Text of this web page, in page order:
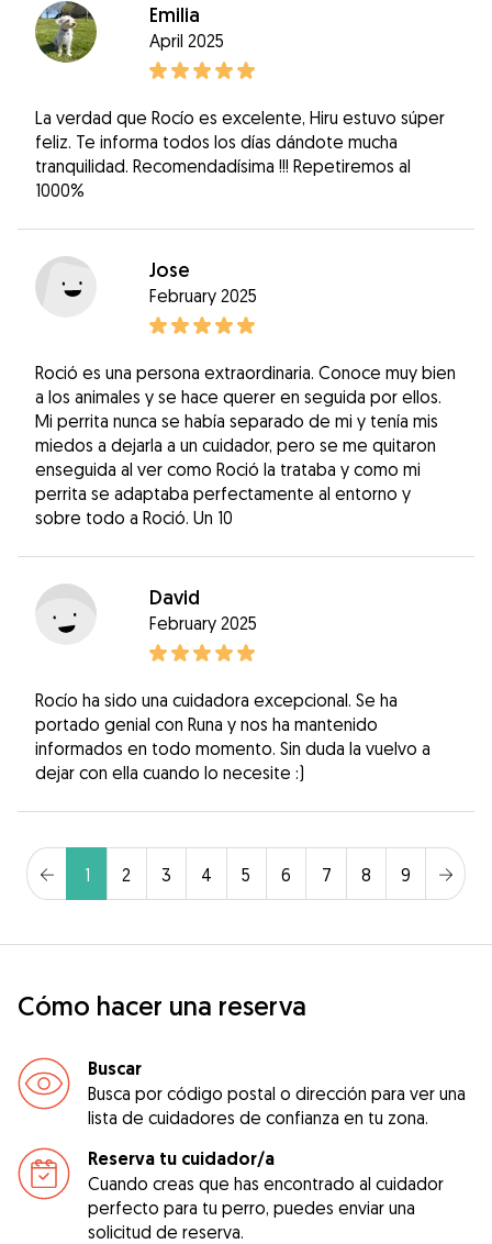
Emilia
April 2025
La verdad que Rocío es excelente, Hiru estuvo súper
feliz. Te informa todos los días dándote mucha
tranquilidad. Recomendadísima !!! Repetiremos al
1000%
Jose
February 2025
Roció es una persona extraordinaria. Conoce muy bien
a los animales y se hace querer en seguida por ellos.
Mi perrita nunca se había separado de mi y tenía mis
miedos a dejarla a un cuidador, pero se me quitaron
enseguida al ver como Roció la trataba y como mi
perrita se adaptaba perfectamente al entorno y
sobre todo a Roció. Un 10
David
February 2025
Rocío ha sido una cuidadora excepcional. Se ha
portado genial con Runa y nos ha mantenido
informados en todo momento. Sin duda la vuelvo a
dejar con ella cuando lo necesite :)
1 2 3 4 5 6 7 8 9
Cómo hacer una reserva
Buscar
Busca por código postal o dirección para ver una
lista de cuidadores de confianza en tu zona.
Reserva tu cuidador/a
Cuando creas que has encontrado al cuidador
perfecto para tu perro, puedes enviar una
solicitud de reserva.